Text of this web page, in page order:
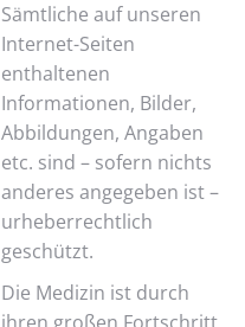
Sämtliche auf unseren
Internet-Seiten
enthaltenen
Informationen, Bilder,
Abbildungen, Angaben
etc. sind – sofern nichts
anderes angegeben ist –
urheberrechtlich
geschützt.
Die Medizin ist durch